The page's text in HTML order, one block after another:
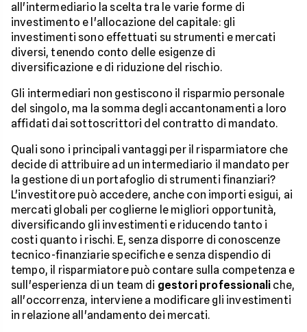
all'intermediario la scelta tra le varie forme di
investimento e l'allocazione del capitale: gli
investimenti sono effettuati su strumenti e mercati
diversi, tenendo conto delle esigenze di
diversificazione e di riduzione del rischio.
Gli intermediari non gestiscono il risparmio personale
del singolo, ma la somma degli accantonamenti a loro
affidati dai sottoscrittori del contratto di mandato.
Quali sono i principali vantaggi per il risparmiatore che
decide di attribuire ad un intermediario il mandato per
la gestione di un portafoglio di strumenti finanziari?
L'investitore può accedere, anche con importi esigui, ai
mercati globali per coglierne le migliori opportunità,
diversificando gli investimenti e riducendo tanto i
costi quanto i rischi. E, senza disporre di conoscenze
tecnico-finanziarie specifiche e senza dispendio di
tempo, il risparmiatore può contare sulla competenza e
sull'esperienza di un team di gestori professionali che,
all'occorrenza, interviene a modificare gli investimenti
in relazione all'andamento dei mercati.